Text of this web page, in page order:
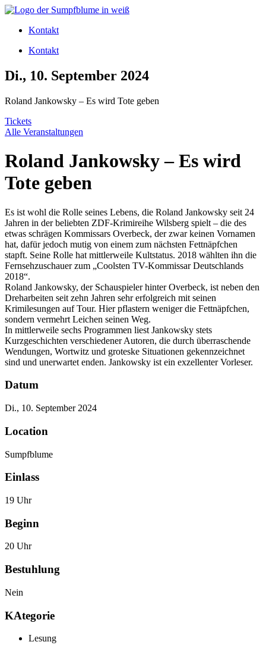
Zum
wechselnKontakt
Kontakt
Di., 10. September 2024
Roland Jankowsky – Es wird Tote geben
Tickets
Alle Veranstaltungen
Roland Jankowsky – Es wird
Tote geben
Es ist wohl die Rolle seines Lebens, die Roland Jankowsky seit 24
Jahren in der beliebten ZDF-Krimireihe Wilsberg spielt – die des
etwas schrägen Kommissars Overbeck, der zwar keinen Vornamen
hat, dafür jedoch mutig von einem zum nächsten Fettnäpfchen
stapft. Seine Rolle hat mittlerweile Kultstatus. 2018 wählten ihn die
Fernsehzuschauer zum „Coolsten TV-Kommissar Deutschlands
2018“.
Roland Jankowsky, der Schauspieler hinter Overbeck, ist neben den
Dreharbeiten seit zehn Jahren sehr erfolgreich mit seinen
Krimilesungen auf Tour. Hier pflastern weniger die Fettnäpfchen,
sondern vermehrt Leichen seinen Weg.
In mittlerweile sechs Programmen liest Jankowsky stets
Kurzgeschichten verschiedener Autoren, die durch überraschende
Wendungen, Wortwitz und groteske Situationen gekennzeichnet
sind und unerwartet enden. Jankowsky ist ein exzellenter Vorleser.
Datum
Di., 10. September 2024
Location
Sumpfblume
Einlass
19 Uhr
Beginn
20 Uhr
Bestuhlung
Nein
KAtegorie
Lesung